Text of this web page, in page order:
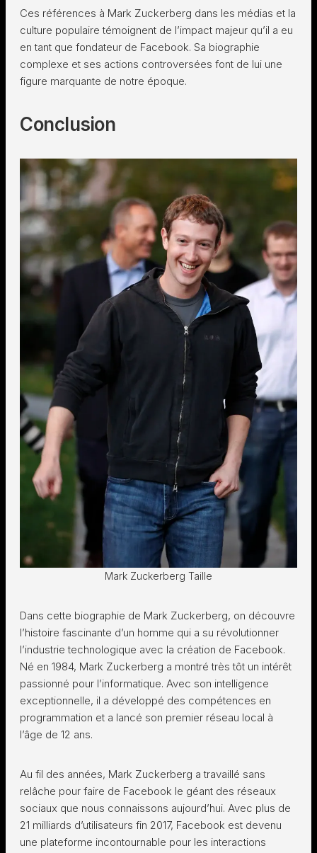
Ces références à Mark Zuckerberg dans les médias et la
culture populaire témoignent de l’impact majeur qu’il a eu
en tant que fondateur de Facebook. Sa biographie
complexe et ses actions controversées font de lui une
figure marquante de notre époque.
Conclusion
Mark Zuckerberg Taille
Dans cette biographie de Mark Zuckerberg, on découvre
l’histoire fascinante d’un homme qui a su révolutionner
l’industrie technologique avec la création de Facebook.
Né en 1984, Mark Zuckerberg a montré très tôt un intérêt
passionné pour l’informatique. Avec son intelligence
exceptionnelle, il a développé des compétences en
programmation et a lancé son premier réseau local à
l’âge de 12 ans.
Au fil des années, Mark Zuckerberg a travaillé sans
relâche pour faire de Facebook le géant des réseaux
sociaux que nous connaissons aujourd’hui. Avec plus de
21 milliards d’utilisateurs fin 2017, Facebook est devenu
une plateforme incontournable pour les interactions